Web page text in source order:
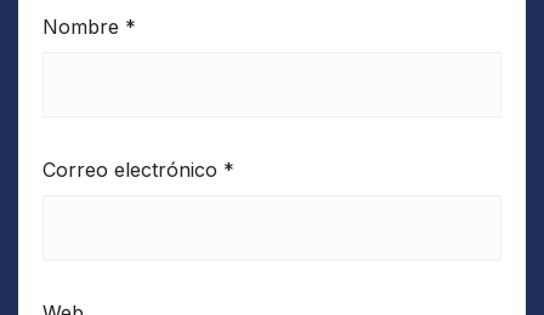
Nombre *
Correo electrónico *